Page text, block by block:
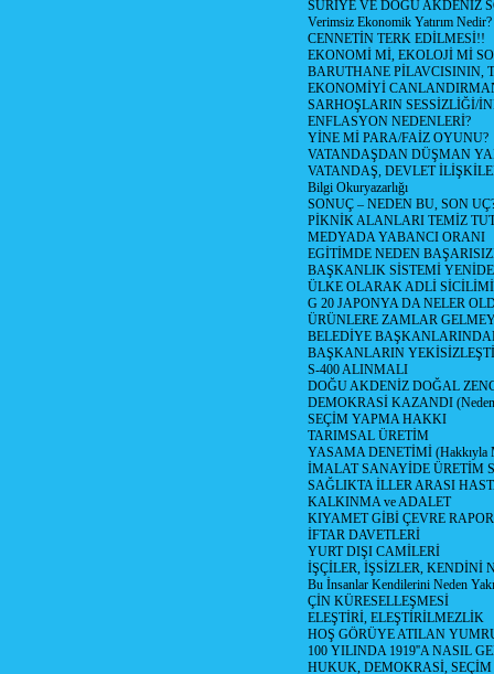
SURİYE VE DOGU AKDENİZ
Verimsiz Ekonomik Yatırım Nedir?
CENNETİN TERK EDİLMESİ!!
EKONOMİ Mİ, EKOLOJİ Mİ
BARUTHANE PİLAVCISININ,
EKONOMİYİ
SARHOŞLARIN SESSİZLİĞİ/
ENFLASYON NEDENLERİ?
YİNE Mİ PARA/FAİZ OYUNU?
VATANDAŞDAN DÜŞMAN
VATANDAŞ, DEVLET
Bilgi Okuryazarlığı
SONUÇ – NEDEN BU, SON
PİKNİK ALANLARI TEMİZ
MEDYADA YABANCI ORANI
EGİTİMDE NEDEN
BAŞKANLIK SİSTEMİ
ÜLKE OLARAK ADLİ
G 20 JAPONYA DA NELER
ÜRÜNLERE ZAMLAR
BELEDİYE
BAŞKANLARIN
S-400 ALINMALI
DOĞU AKDENİZ DOĞAL
DEMOKRASİ KAZANDI (Neden
SEÇİM YAPMA HAKKI
TARIMSAL ÜRETİM
YASAMA DENETİMİ (Hakkıyla
İMALAT SANAYİDE ÜRETİM
SAĞLIKTA İLLER ARASI
KALKINMA ve ADALET
KIYAMET GİBİ ÇEVRE
İFTAR DAVETLERİ
YURT DIŞI CAMİLERİ
İŞÇİLER, İŞSİZLER, KENDİNİ
Bu İnsanlar Kendilerini Neden
ÇİN KÜRESELLEŞMESİ
ELEŞTİRİ, ELEŞTİRİLMEZLİK
HOŞ GÖRÜYE ATILAN
100 YILINDA 1919''A NASIL
HUKUK, DEMOKRASİ, SEÇİM